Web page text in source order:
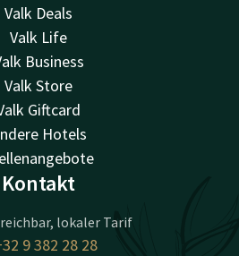
Valk Deals
Valk Life
Business
Valk Store
Giftcard
Hotels
Kontakt
lokaler Tarif
9 382 28 28